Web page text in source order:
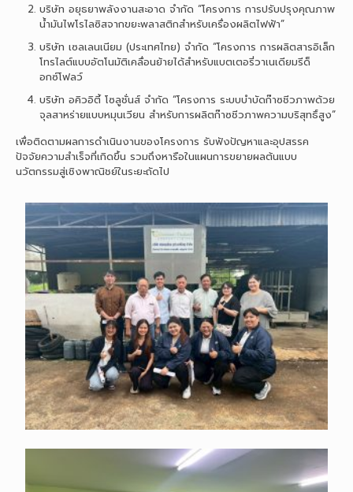
บริษัท อยุธยาพลังงานสะอาด จำกัด “โครงการ การปรับปรุงคุณภาพ
น้ำมันไพโรไลซิสจากขยะพลาสติกสำหรับเครื่องผลิตไฟฟ้า”
บริษัท เซลเลนเนียม (ประเทศไทย) จำกัด “โครงการ การผลิตสารอิเล็ก
โทรไลต์แบบอัตโนมัติเคลื่อนย้ายได้สำหรับแบตเตอรี่วาเนเดียมรีด็
อกซ์โฟลว์
บริษัท อคิวอิตี้ โซลูชั่นส์ จำกัด “โครงการ ระบบบำบัดก๊าซชีวภาพด้วย
จุลสาหร่ายแบบหมุนเวียน สำหรับการผลิตก๊าซชีวภาพความบริสุทธิ์สูง”
เพื่อติดตามผลการดำเนินงานของโครงการ รับฟังปัญหาและอุปสรรค
ปัจจัยความสำเร็จที่เกิดขึ้น รวมถึงหารือในแผนการขยายผลต้นแบบ
นวัตกรรมสู่เชิงพาณิชย์ในระยะถัดไป